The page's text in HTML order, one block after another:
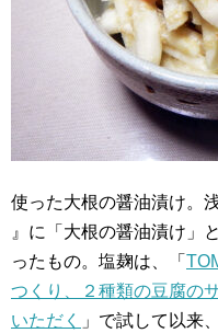
使った大根の醤油漬け。
』に「大根の醤油漬け」
ったもの。塩麹は、「
つくり、２種類の豆腐の
いただく
」で試して以来